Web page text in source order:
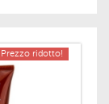
Prezzo ridotto!